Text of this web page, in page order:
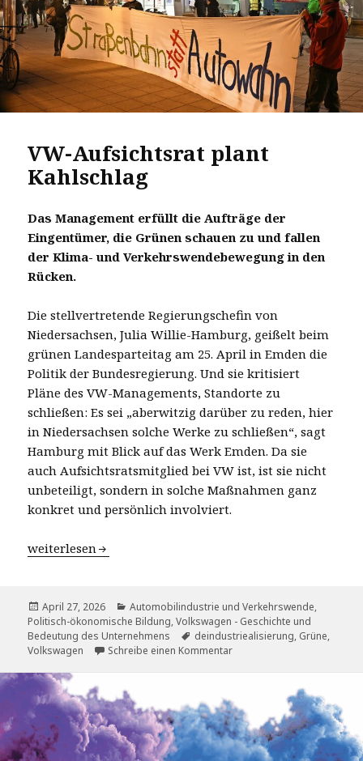
VW-Aufsichtsrat plant
Kahlschlag
Das Management erfüllt die Aufträge der
Eingentümer, die Grünen schauen zu und fallen
der Klima- und Verkehrswendebewegung in den
Rücken.
Die stellvertretende Regierungschefin von
Niedersachsen, Julia Willie-Hamburg, geißelt beim
grünen Landesparteitag am 25. April in Emden die
Politik der Bundesregierung. Und sie kritisiert
Pläne des VW-Managements, Standorte zu
schließen: Es sei „aberwitzig darüber zu reden, hier
in Niedersachsen solche Werke zu schließen“, sagt
Hamburg mit Blick auf das Werk Emden. Da sie
auch Aufsichtsratsmitglied bei VW ist, ist sie nicht
unbeteiligt, sondern in solche Maßnahmen ganz
konkret und persönlich involviert.
VW-Aufsichtsrat plant Kahlschlag
weiterlesen
Veröffentlicht
am
April 27, 2026 Kategorien
Automobilindustrie und Verkehrswende,
Politisch-ökonomische Bildung,Volkswagen - Geschichte und
Bedeutung des Unternehmens
Schlagwörter
deindustriealisierung, Grüne,
Volkswagen
Schreibe einen Kommentarzu VW-Aufsichtsrat plant